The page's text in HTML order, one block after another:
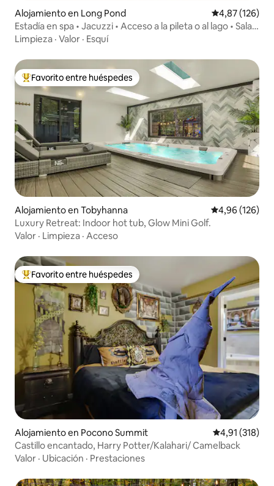
Alojamiento en Long Pond Calificación
4,87 (126)
Estadía en spa • Jacuzzi • Acceso a la pileta o al lago • Sala
de juegos
Limpieza · Valor · Esquí
Favorito entre los huéspedes más destacados
Favorito entre huéspedes
Alojamiento en Tobyhanna Calificación
4,96 (126)
Luxury Retreat: Indoor hot tub, Glow Mini Golf.
Valor · Limpieza · Acceso
Favorito entre los huéspedes más destacados
Favorito entre huéspedes
Alojamiento en Pocono Summit Calificación
4,91 (318)
Castillo encantado, Harry Potter/Kalahari/ Camelback
Valor · Ubicación · Prestaciones